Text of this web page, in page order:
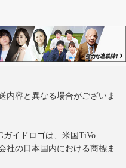
内容と異なる場合がございま
ガイドロゴは、米国TiVo
社の日本国内における商標ま